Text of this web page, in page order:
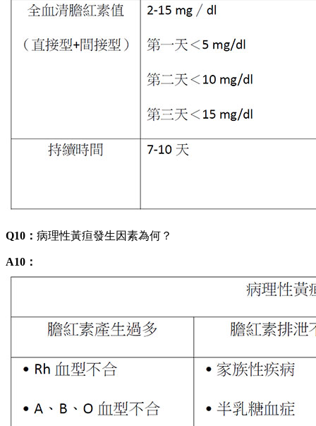
Q10： 病理性黃疸發生因素為何？
A10：